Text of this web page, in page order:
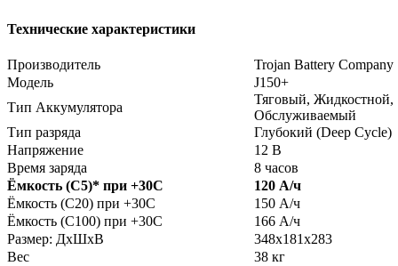
Технические характеристики
Производитель
Trojan Battery Company
Модель
J150+
Тип Аккумулятора
Тяговый, Жидкостной,
Обслуживаемый
Тип разряда
Глубокий (Deep Cycle)
Напряжение
12 В
Время заряда
8 часов
Ёмкость (С5)* при +30С
120 А/ч
Ёмкость (С20) при +30С
150 А/ч
Ёмкость (С100) при +30С
166 А/ч
Размер: ДхШхВ
348х181х283
Вес
38 кг